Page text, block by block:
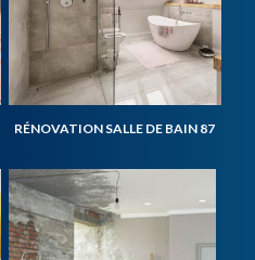
RÉNOVATION SALLE DE BAIN 87